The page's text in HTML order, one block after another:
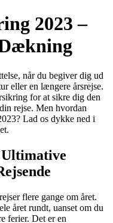
2023 –
når du begiver dig ud
eller en længere årsrejse.
for at sikre dig den
rejse. Men hvordan
Lad os dykke ned i
flere gange om året.
året rundt, uanset om du
ferier. Det er en